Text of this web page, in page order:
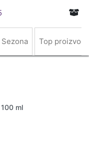
Sezona Top proizvodi
ml